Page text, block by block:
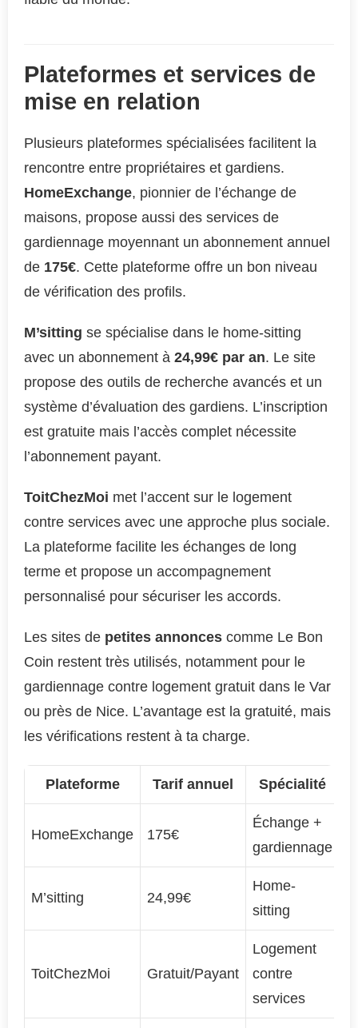
Plateformes et services de
mise en relation
Plusieurs plateformes spécialisées facilitent la
rencontre entre propriétaires et gardiens.
HomeExchange, pionnier de l’échange de
maisons, propose aussi des services de
gardiennage moyennant un abonnement annuel
de 175€. Cette plateforme offre un bon niveau
de vérification des profils.
M’sitting se spécialise dans le home-sitting
avec un abonnement à 24,99€ par an. Le site
propose des outils de recherche avancés et un
système d’évaluation des gardiens. L’inscription
est gratuite mais l’accès complet nécessite
l’abonnement payant.
ToitChezMoi met l’accent sur le logement
contre services avec une approche plus sociale.
La plateforme facilite les échanges de long
terme et propose un accompagnement
personnalisé pour sécuriser les accords.
Les sites de petites annonces comme Le Bon
Coin restent très utilisés, notamment pour le
gardiennage contre logement gratuit dans le Var
ou près de Nice. L’avantage est la gratuité, mais
les vérifications restent à ta charge.
Plateforme Tarif annuel Spécialité
HomeExchange 175€
Échange +
gardiennage
M’sitting 24,99€
Home-
sitting
ToitChezMoi Gratuit/Payant
Logement
contre
services